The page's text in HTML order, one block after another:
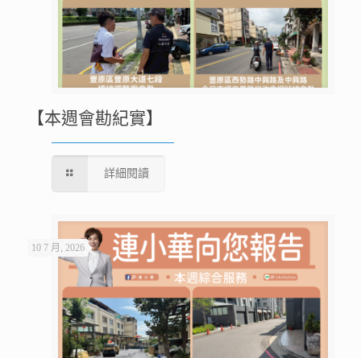
【本週會勘紀實】
詳細閱讀
10 7 月, 2026